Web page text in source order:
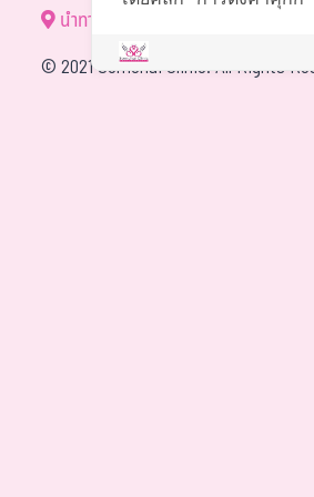
นำทาง
©2021 Somchai Clinic. All Rights